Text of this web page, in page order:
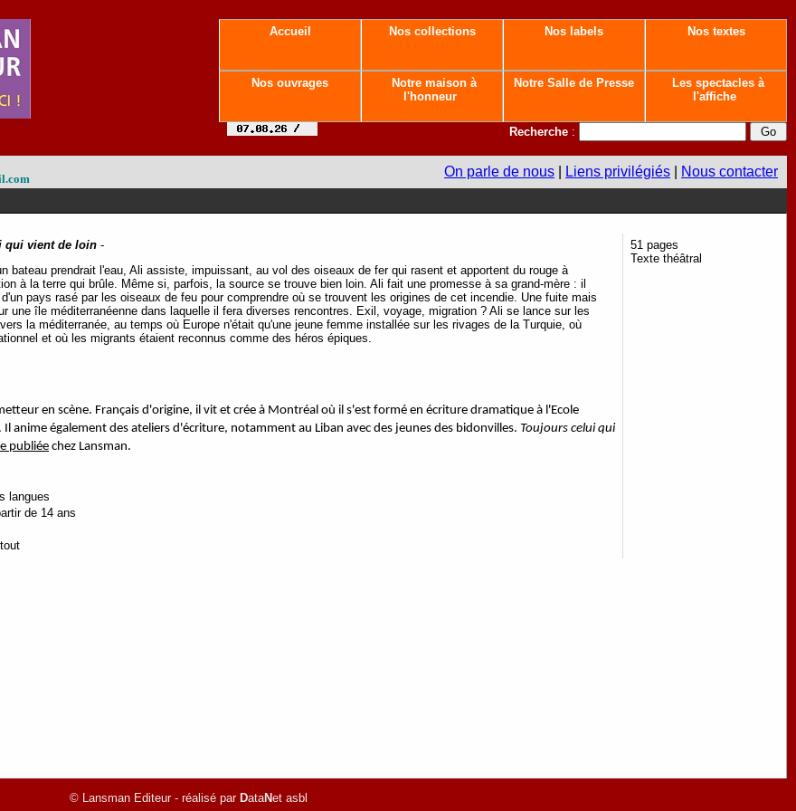
Accueil Nos collections Nos labels Nos textes
Nos ouvrages
Notre maison à
l'honneur
Notre Salle de Presse
Les spectacles à
l'affiche
Recherche :
On parle de nous Liens privilégiés Nous contacter
qui vient de loin -
bateau prendrait l'eau, Ali assiste, impuissant, au vol des oiseaux de fer qui rasent et apportent du rouge à
à la terre qui brûle. Même si, parfois, la source se trouve bien loin. Ali fait une promesse à sa grand-mère : il
pays rasé par les oiseaux de feu pour comprendre où se trouvent les origines de cet incendie. Une fuite mais
une île méditerranéenne dans laquelle il fera diverses rencontres. Exil, voyage, migration ? Ali se lance sur les
la méditerranée, au temps où Europe n'était qu'une jeune femme installée sur les rivages de la Turquie, où
et où les migrants étaient reconnus comme des héros épiques.
en scène. Français d'origine, il vit et crée à Montréal où il s'est formé en écriture dramatique à l'Ecole
Il anime également des ateliers d'écriture, notamment au Liban avec des jeunes des bidonvilles. Toujours celui qui
publiéechez Lansman.
langues
de 14 ans
51 pages
Texte théâtral
© Lansman Editeur - réalisé par DataNet asbl